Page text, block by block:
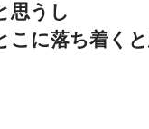
思うし
こに落ち着くと